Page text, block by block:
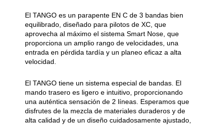
El TANGO es un parapente EN C de 3 bandas bien
equilibrado, diseñado para pilotos de XC, que
aprovecha al máximo el sistema Smart Nose, que
proporciona un amplio rango de velocidades, una
entrada en pérdida tardía y un planeo eficaz a alta
velocidad.
El TANGO tiene un sistema especial de bandas. El
mando trasero es ligero e intuitivo, proporcionando
una auténtica sensación de 2 líneas. Esperamos que
disfrutes de la mezcla de materiales duraderos y de
alta calidad y de un diseño cuidadosamente ajustado,